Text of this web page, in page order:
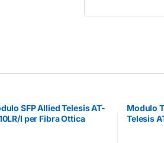
SFP Allied Telesis AT-
I per Fibra Ottica
Modulo
Telesis